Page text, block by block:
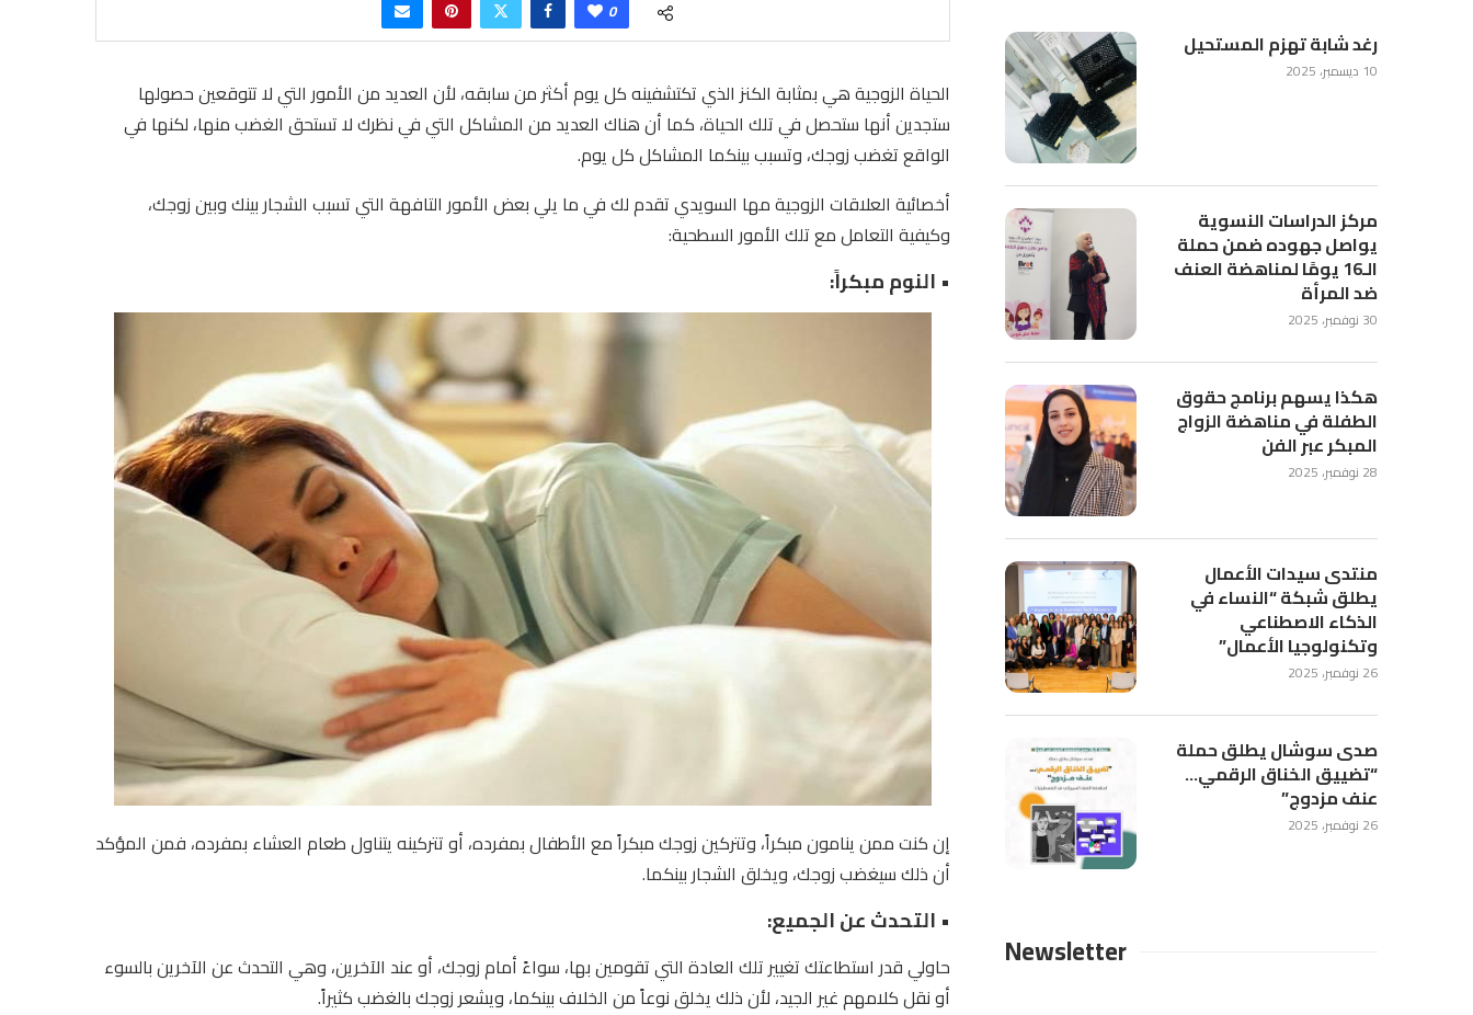
0
الحياة الزوجية هي بمثابة الكنز الذي تكتشفينه كل يوم أكثر من سابقه، لأن العديد من الأمور التي لا تتوقعين حصولها
ستجدين أنها ستحصل في تلك الحياة، كما أن هناك العديد من المشاكل التي في نظرك لا تستحق الغضب منها، لكنها في
الواقع تغضب زوجك، وتسبب بينكما المشاكل كل يوم.
أخصائية العلاقات الزوجية مها السويدي تقدم لك في ما يلي بعض الأمور التافهة التي تسبب الشجار بينك وبين زوجك،
وكيفية التعامل مع تلك الأمور السطحية:
• النوم مبكراً:
إن كنت ممن ينامون مبكراً، وتتركين زوجك مبكراً مع الأطفال بمفرده، أو تتركينه يتناول طعام العشاء بمفرده، فمن المؤكد
أن ذلك سيغضب زوجك، ويخلق الشجار بينكما.
• التحدث عن الجميع:
حاولي قدر استطاعتك تغيير تلك العادة التي تقومين بها، سواءً أمام زوجك، أو عند الآخرين، وهي التحدث عن الآخرين بالسوء
أو نقل كلامهم غير الجيد، لأن ذلك يخلق نوعاً من الخلاف بينكما، ويشعر زوجك بالغضب كثيراً.
رغد شابة تهزم المستحيل
10 ديسمبر، 2025
مركز الدراسات النسوية
يواصل جهوده ضمن حملة
الـ16 يومًا لمناهضة العنف
ضد المرأة
30 نوفمبر، 2025
هكذا يسهم برنامج حقوق
الطفلة في مناهضة الزواج
المبكر عبر الفن
28 نوفمبر، 2025
منتدى سيدات الأعمال
يطلق شبكة “النساء في
الذكاء الاصطناعي
وتكنولوجيا الأعمال”
26 نوفمبر، 2025
صدى سوشال يطلق حملة
“تضييق الخناق الرقمي…
عنف مزدوج”
26 نوفمبر، 2025
Newsletter